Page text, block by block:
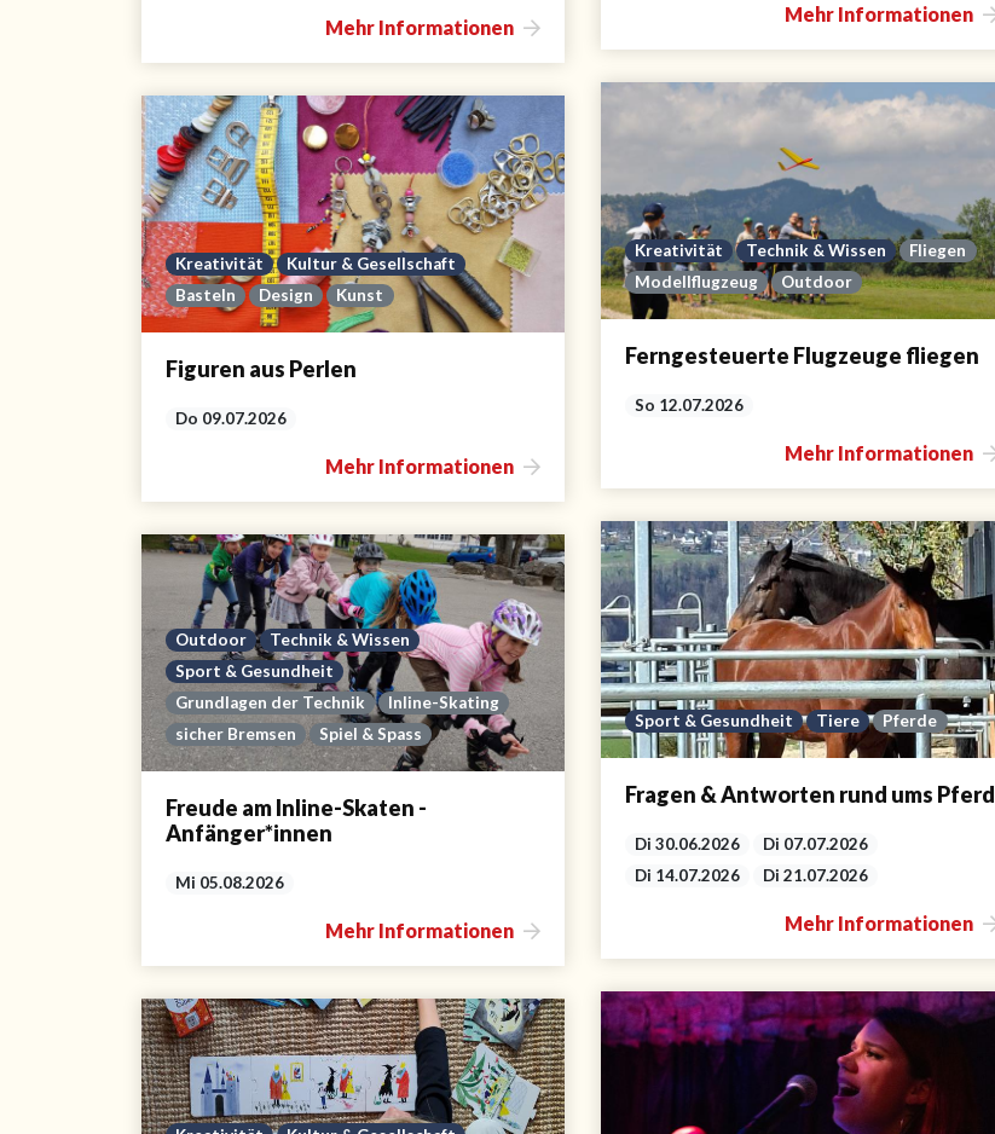
Mehr Informationen
Mehr Informationen
Kreativität Technik & Wissen
Fliegen
Modellflugzeug
Outdoor
Ferngesteuerte Flugzeuge fliegen
So 12.07.2026
Mehr Informationen
Kreativität
Kultur & Gesellschaft
Basteln
Design Kunst
Figuren aus Perlen
Do 09.07.2026
Mehr Informationen
Sport & Gesundheit Tiere Pferde
Fragen & Antworten rund ums Pferd
Di 30.06.2026
Di 07.07.2026
Di 14.07.2026
Di 21.07.2026
Mehr Informationen
Outdoor
Technik & Wissen
Sport & Gesundheit
Grundlagen der Technik
Inline-Skating
sicher Bremsen
Spiel & Spass
Freude am Inline-Skaten -
Anfänger*innen
Mi 05.08.2026
Mehr Informationen